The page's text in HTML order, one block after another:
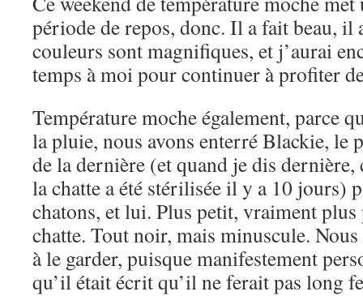
période de repos, donc. Il a fait beau, il
couleurs sont magnifiques, et j’aurai
temps à moi pour continuer à profiter
Température moche également, parce
la pluie, nous avons enterré Blackie, le
de la dernière (et quand je dis dernière,
la chatte a été stérilisée il y a 10 jours)
chatons, et lui. Plus petit, vraiment
chatte. Tout noir, mais minuscule.
à le garder, puisque manifestement
qu’il était écrit qu’il ne ferait pas long